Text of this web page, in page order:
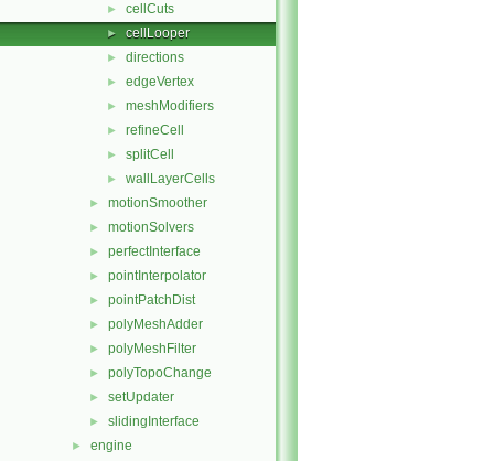
► cellCuts
► cellLooper
► directions
► edgeVertex
► meshModifiers
► refineCell
► splitCell
► wallLayerCells
► motionSmoother
► motionSolvers
► perfectInterface
► pointInterpolator
► pointPatchDist
► polyMeshAdder
► polyMeshFilter
► polyTopoChange
► setUpdater
► slidingInterface
► engine